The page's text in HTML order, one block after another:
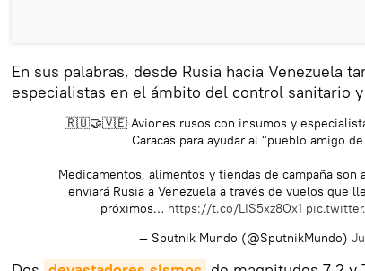
En sus palabras, desde Rusia hacia Venezuela
especialistas en el ámbito del control sanitario
🇷🇺🤝🇻🇪 Aviones rusos con insumos y
Caracas para ayudar al "pueblo amigo
Medicamentos, alimentos y tiendas de campaña son
enviará Rusia a Venezuela a través de vuelos que
próximos… https://t.co/LIS5xz8Ox1
— Sputnik Mundo (@SputnikMundo)